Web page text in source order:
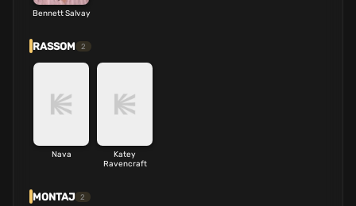
Bennett Salvay
RASSOM 2
Nava
Katey
Ravencraft
MONTAJ 2